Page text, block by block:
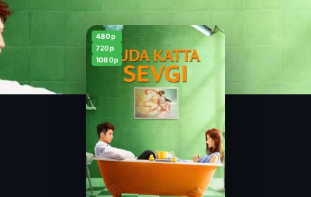
480p
720p
1080p